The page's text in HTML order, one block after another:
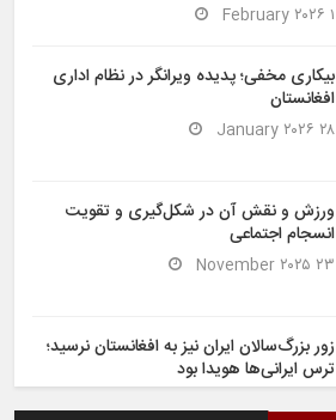
۱ February ۲۰۲۶
بیکاری مخفی؛ پدیده ویرانگر در نظام اداری
افغانستان
۲۸ January ۲۰۲۶
ورزش و نقش آن در شکل‌گیری و تقویت
انسجام اجتماعی
۲۳ November ۲۰۲۵
زور بزرگ‌سالان ایران نیز به افغانستان نرسید؛
ترس ایرانی‌ها هویدا بود